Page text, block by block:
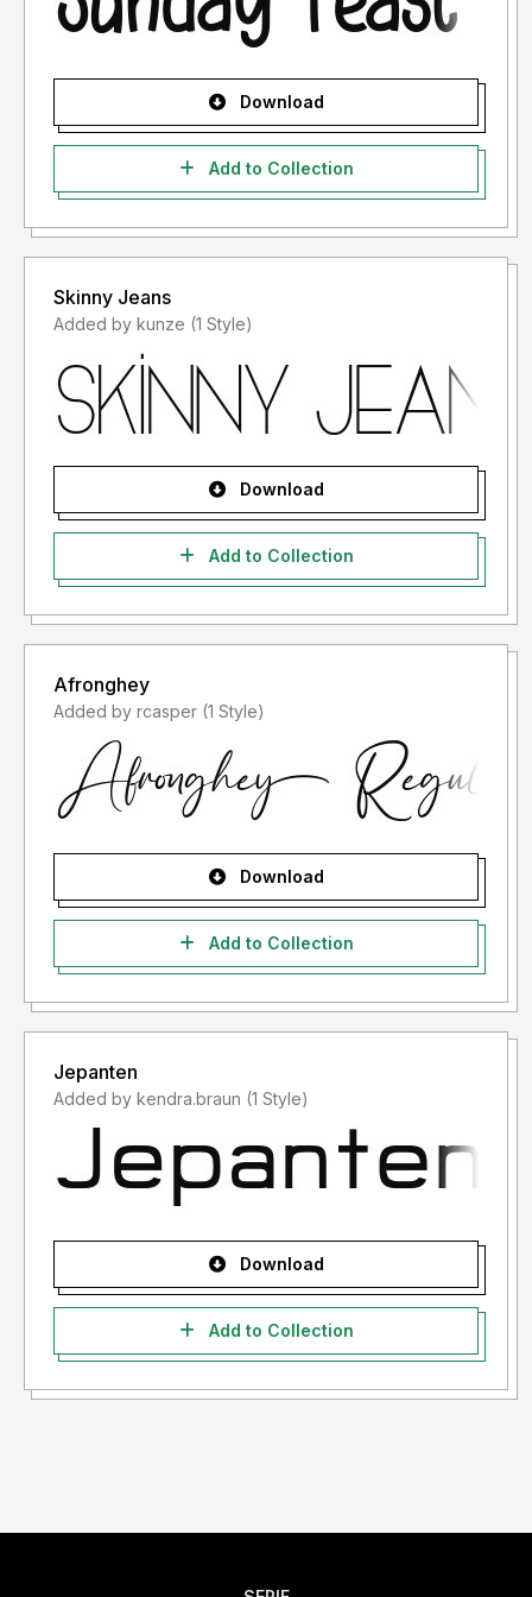
- Lisensi font setelah penggunaan silahkan gunakan sesuai
terms & condition yang berlaku setelah anda membeli
Informasi tentang Lisensi apa yang akan anda perlukan,
silahkan menghubungi kami di :
storytypestudio@gmail.com
Download
Add to Collection
Skinny Jeans
Added by kunze (1 Style)
Download
Add to Collection
Afronghey
Added by rcasper (1 Style)
Download
Add to Collection
Jepanten
Added by kendra.braun (1 Style)
Download
Add to Collection